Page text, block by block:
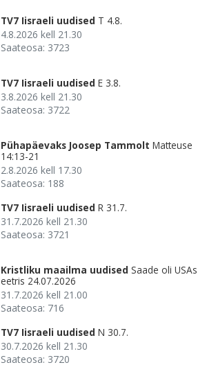
TV7 Iisraeli uudised T 4.8.
4.8.2026 kell 21.30
Saateosa: 3723
TV7 Iisraeli uudised E 3.8.
3.8.2026 kell 21.30
Saateosa: 3722
Pühapäevaks Joosep Tammolt Matteuse
14:13-21
2.8.2026 kell 17.30
Saateosa: 188
TV7 Iisraeli uudised R 31.7.
31.7.2026 kell 21.30
Saateosa: 3721
Kristliku maailma uudised Saade oli USAs
eetris 24.07.2026
31.7.2026 kell 21.00
Saateosa: 716
TV7 Iisraeli uudised N 30.7.
30.7.2026 kell 21.30
Saateosa: 3720